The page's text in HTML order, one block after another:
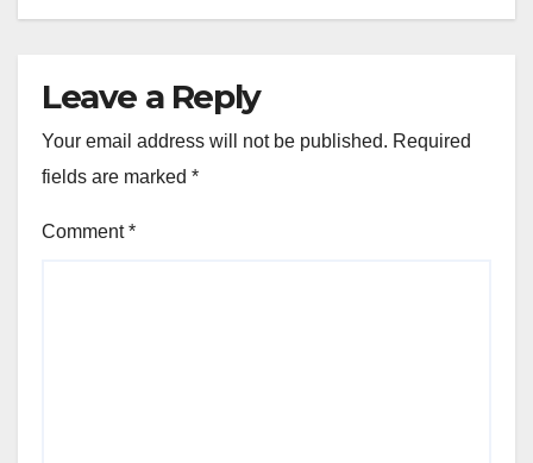
Leave a Reply
Your email address will not be published. Required
fields are marked *
Comment*